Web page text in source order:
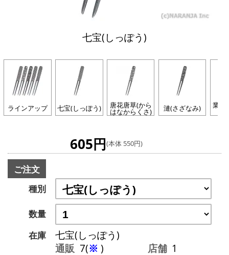
七宝(しっぽう)
ラインアップ 七宝(しっぽう) 唐花唐草(から
はなからくさ) 漣(さざなみ) 業平
605円(本体 550円)
ご注文
種別
数量
在庫
七宝(しっぽう)
通販 7(※ ) 店舗 1